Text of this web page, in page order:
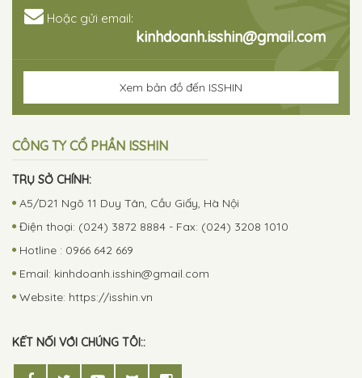
Hoặc gửi email:
kinhdoanh.isshin@gmail.com
Xem bản đồ đến ISSHIN
CÔNG TY CỔ PHẦN ISSHIN
TRỤ SỞ CHÍNH:
A5/D21 Ngõ 11 Duy Tân, Cầu Giấy, Hà Nội
Điện thoại: (024) 3872 8884 - Fax: (024) 3208 1010
Hotline : 0966 642 669
Email: kinhdoanh.isshin@gmail.com
Website: https://isshin.vn
KẾT NỐI VỚI CHÚNG TÔI::